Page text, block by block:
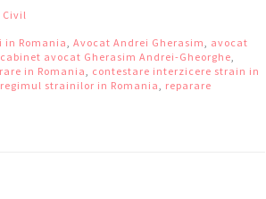
Civil
Romania, Avocat Andrei Gherasim, avocat
cabinet avocat Gherasim Andrei-Gheorghe,
in Romania, contestare interzicere strain in
regimul strainilor in Romania, reparare